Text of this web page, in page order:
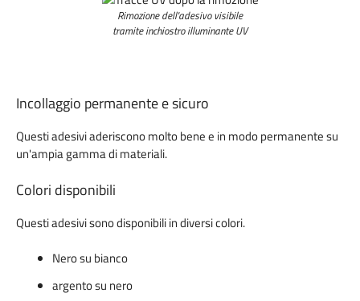
Rimozione dell'adesivo visibile
tramite inchiostro illuminante UV
Incollaggio permanente e sicuro
Questi adesivi aderiscono molto bene e in modo permanente su
un'ampia gamma di materiali.
Colori disponibili
Questi adesivi sono disponibili in diversi colori.
Nero su bianco
argento su nero